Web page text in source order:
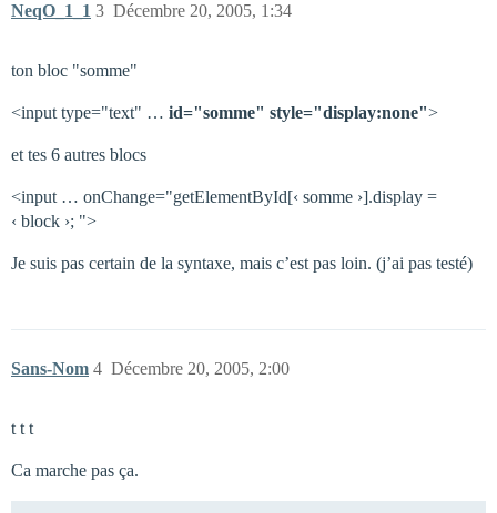
NeqO_1_1 Décembre 20, 2005, 1:34
3
ton bloc "somme"
<input type="text" … id="somme" style="display:none">
et tes 6 autres blocs
<input … onChange="getElementById[‹ somme ›].display =
‹ block ›; ">
Je suis pas certain de la syntaxe, mais c’est pas loin. (j’ai pas testé)
Sans-Nom Décembre 20, 2005, 2:00
4
t t t
Ca marche pas ça.